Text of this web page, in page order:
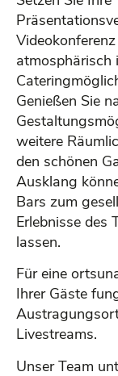
atmosphärisch
Genießen Sie
weitere
den schönen
Ausklang
Bars zum
Erlebnisse des
lassen.
Für eine
Ihrer Gäste
Livestreams.
Unser Team